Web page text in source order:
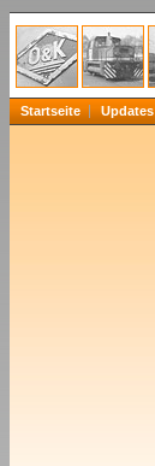
Startseite Updates